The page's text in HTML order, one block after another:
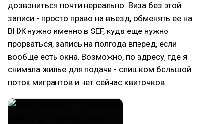
дозвониться почти нереально. Виза без этой
записи - просто право на въезд, обменять ее на
ВНЖ нужно именно в SEF, куда еще нужно
прорваться, запись на полгода вперед, если
вообще есть окна. Возможно, по адресу, где я
снимала жилье для подачи - слишком большой
поток мигрантов и нет сейчас квиточков.